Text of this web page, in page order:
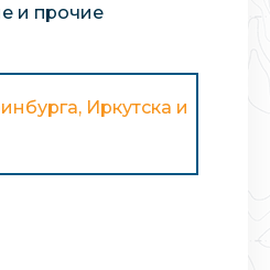
и прочие
Иркутска и